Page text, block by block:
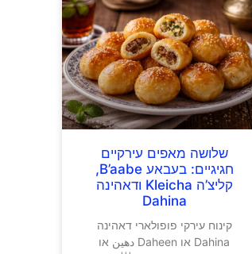
שלושה מאפים עירקיים
חגיגיים: בעבאע B’aabe,
קליצ’ה Kleicha ודאהינה
Dahina
קינוח עירקי פופולארי דאהינה
Dahina או Daheen دهين או